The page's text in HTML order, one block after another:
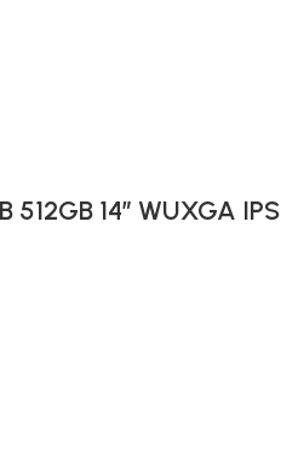
512GB 14″ WUXGA IPS